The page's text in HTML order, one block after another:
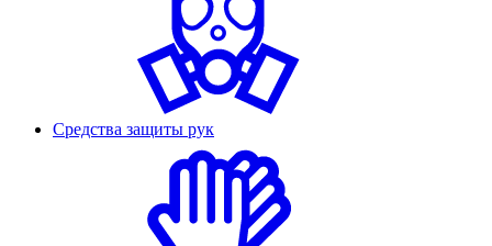
Средства защиты рук